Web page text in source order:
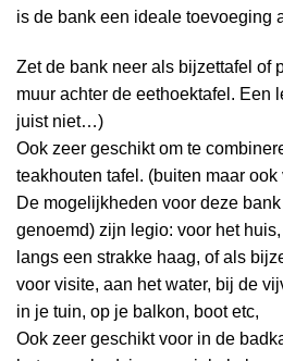
is de bank een ideale toevoeging
Zet de bank neer als bijzettafel of
muur achter de eethoektafel. Een
juist niet…)
Ook zeer geschikt om te
teakhouten tafel. (buiten maar
De mogelijkheden voor deze
genoemd) zijn legio: voor het
langs een strakke haag, of als
voor visite, aan het water, bij de
in je tuin, op je balkon, boot etc,
Ook zeer geschikt voor in de